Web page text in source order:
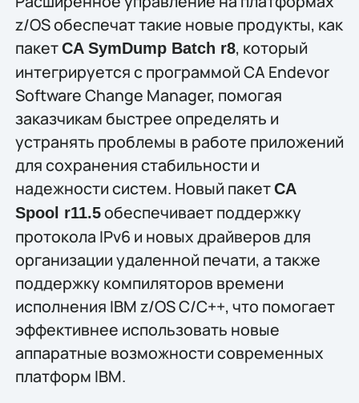
z/OS обеспечат такие новые продукты, как
пакетCA SymDump Batch r8, который
интегрируется с программой CA Endevor
Software Change Manager, помогая
заказчикам быстрее определять и
устранять проблемы в работе приложений
для сохранения стабильности и
надежности систем. Новый пакетCA
Spool r11.5обеспечивает поддержку
протокола IPv6 и новых драйверов для
организации удаленной печати, а также
поддержку компиляторов времени
исполнения IBM z/OS C/C++, что помогает
эффективнее использовать новые
аппаратные возможности современных
платформ IBM.